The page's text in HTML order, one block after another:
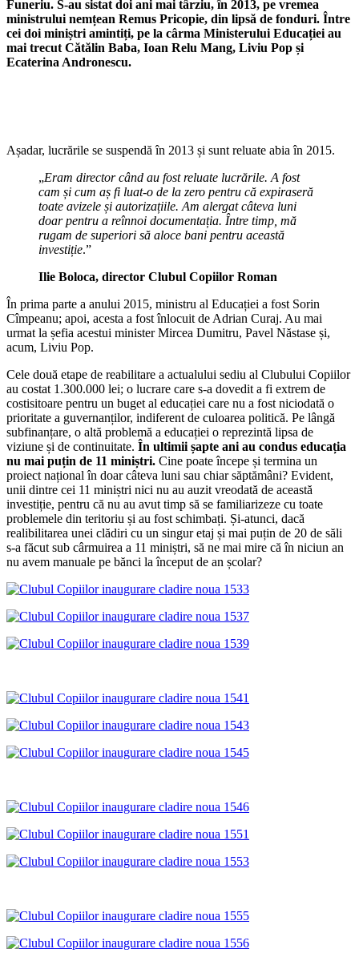
Funeriu. S-au sistat doi ani mai târziu, în 2013, pe vremea
ministrului nemțean Remus Pricopie, din lipsă de fonduri. Între
cei doi miniștri amintiți, pe la cârma Ministerului Educației au
mai trecut Cătălin Baba, Ioan Relu Mang, Liviu Pop și
Ecaterina Andronescu.
Așadar, lucrările se suspendă în 2013 și sunt reluate abia în 2015.
„Eram director când au fost reluate lucrările. A fost
cam și cum aș fi luat-o de la zero pentru că expiraseră
toate avizele și autorizațiile. Am alergat câteva luni
doar pentru a reînnoi documentația. Între timp, mă
rugam de superiori să aloce bani pentru această
investiție.”
Ilie Boloca, director Clubul Copiilor Roman
În prima parte a anului 2015, ministru al Educației a fost Sorin
Cîmpeanu; apoi, acesta a fost înlocuit de Adrian Curaj. Au mai
urmat la șefia acestui minister Mircea Dumitru, Pavel Năstase și,
acum, Liviu Pop.
Cele două etape de reabilitare a actualului sediu al Clubului Copiilor
au costat 1.300.000 lei; o lucrare care s-a dovedit a fi extrem de
costisitoare pentru un buget al educației care nu a fost niciodată o
prioritate a guvernanților, indiferent de culoarea politică. Pe lângă
subfinanțare, o altă problemă a educației o reprezintă lipsa de
viziune și de continuitate. În ultimii șapte ani au condus educația
nu mai puțin de 11 miniștri. Cine poate începe și termina un
proiect național în doar câteva luni sau chiar săptămâni? Evident,
unii dintre cei 11 miniștri nici nu au auzit vreodată de această
investiție, pentru că nu au avut timp să se familiarizeze cu toate
problemele din teritoriu și au fost schimbați. Și-atunci, dacă
realibilitarea unei clădiri cu un singur etaj și mai puțin de 20 de săli
s-a făcut sub cârmuirea a 11 miniștri, să ne mai mire că în niciun an
nu avem manuale pe bănci la început de an școlar?